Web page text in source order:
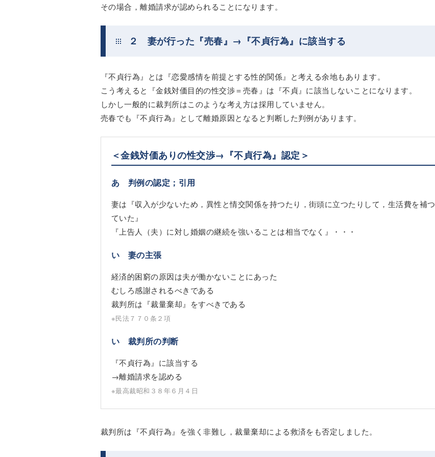
その場合，離婚請求が認められることになります。
２ 妻が行った『売春』→『不貞行為』に該当する
『不貞行為』とは『恋愛感情を前提とする性的関係』と考える余地もあります。
こう考えると『金銭対価目的の性交渉＝売春』は『不貞』に該当しないことになります。
しかし一般的に裁判所はこのような考え方は採用していません。
売春でも『不貞行為』として離婚原因となると判断した判例があります。
＜金銭対価ありの性交渉→『不貞行為』認定＞
あ 判例の認定；引用
妻は『収入が少ないため，異性と情交関係を持つたり，街頭に立つたりして，生活費を補つ
ていた』
『上告人（夫）に対し婚姻の継続を強いることは相当でなく』・・・
い 妻の主張
経済的困窮の原因は夫が働かないことにあった
むしろ感謝されるべきである
裁判所は『裁量棄却』をすべきである
※民法７７０条２項
い 裁判所の判断
『不貞行為』に該当する
→離婚請求を認める
※最高裁昭和３８年６月４日
裁判所は『不貞行為』を強く非難し，裁量棄却による救済をも否定しました。